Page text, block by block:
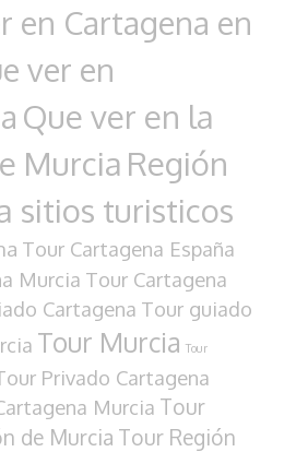
en Cartagena en
ver en
Que ver en la
Murcia Región
sitios turisticos
Tour Cartagena España
Murcia Tour Cartagena
Cartagena Tour guiado
Tour Murcia Tour
Privado Cartagena
Murcia Tour
de Murcia Tour Región